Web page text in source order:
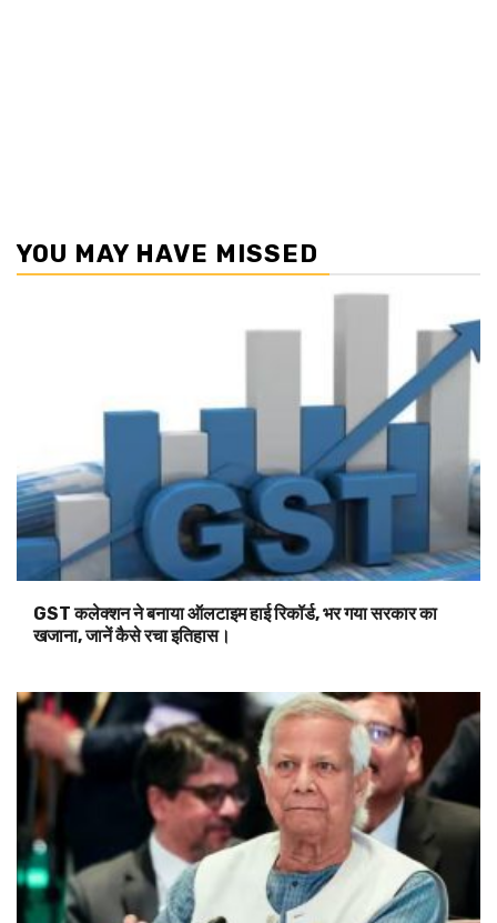
YOU MAY HAVE MISSED
GST कलेक्शन ने बनाया ऑलटाइम हाई रिकॉर्ड, भर गया सरकार का
खजाना, जानें कैसे रचा इतिहास।